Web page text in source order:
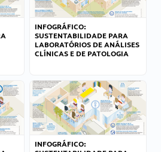
INFOGRÁFICO:
SUSTENTABILIDADE PARA
LABORATÓRIOS DE ANÁLISES
CLÍNICAS E DE PATOLOGIA
INFOGRÁFICO: